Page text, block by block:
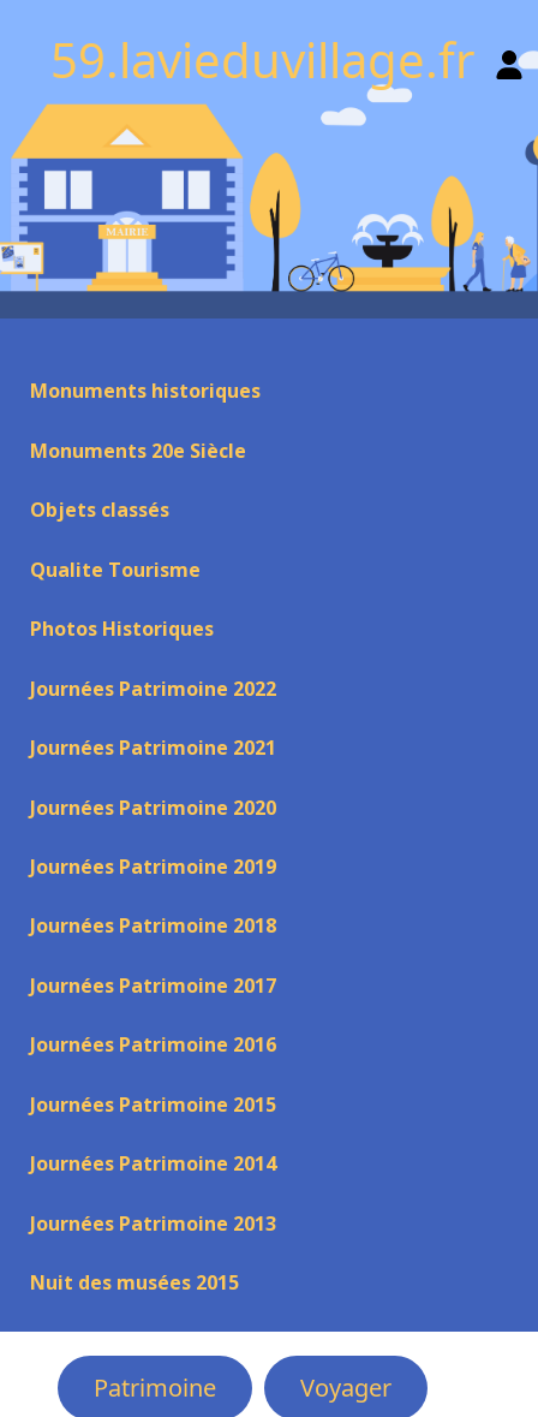
59.lavieduvillage.fr
Monuments historiques
Monuments 20e Siècle
Objets classés
Qualite Tourisme
Photos Historiques
Journées Patrimoine 2022
Journées Patrimoine 2021
Journées Patrimoine 2020
Journées Patrimoine 2019
Journées Patrimoine 2018
Journées Patrimoine 2017
Journées Patrimoine 2016
Journées Patrimoine 2015
Journées Patrimoine 2014
Journées Patrimoine 2013
Nuit des musées 2015
Patrimoine
Voyager